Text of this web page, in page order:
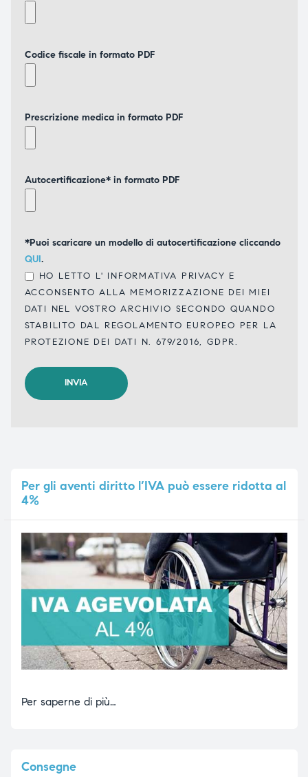
Codice fiscale in formato PDF
Prescrizione medica in formato PDF
Autocertificazione* in formato PDF
*Puoi scaricare un modello di autocertificazione cliccando
QUI.
HO LETTO L' INFORMATIVA PRIVACY E
ACCONSENTO ALLA MEMORIZZAZIONE DEI MIEI
DATI NEL VOSTRO ARCHIVIO SECONDO QUANDO
STABILITO DAL REGOLAMENTO EUROPEO PER LA
PROTEZIONE DEI DATI N. 679/2016, GDPR.
Pergli aventi diritto l’IVA può essere ridotta al
4%
Per saperne di più…
Consegne